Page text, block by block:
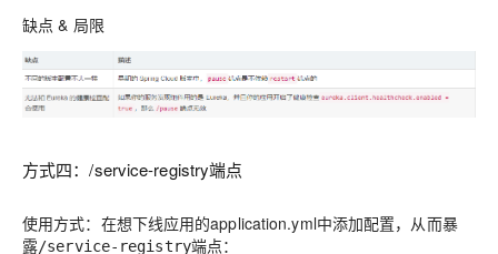
缺点 & 局限
方式四：/service-registry端点
使用方式：在想下线应用的application.yml中添加配置，从而暴
露/service-registry端点：